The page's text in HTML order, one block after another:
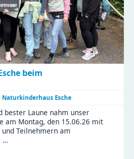
beim
Naturkinderhaus Esche
bester Laune nahm unser
am Montag, den 15.06.26 mit
Teilnehmern am
…